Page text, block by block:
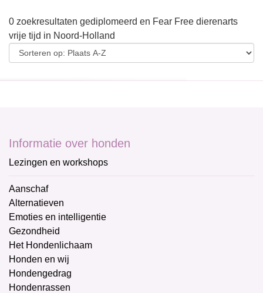
0 zoekresultaten gediplomeerd en Fear Free dierenarts
vrije tijd in Noord-Holland
Informatie over honden
Lezingen en workshops
Aanschaf
Alternatieven
Emoties en intelligentie
Gezondheid
Het Hondenlichaam
Honden en wij
Hondengedrag
Hondenrassen